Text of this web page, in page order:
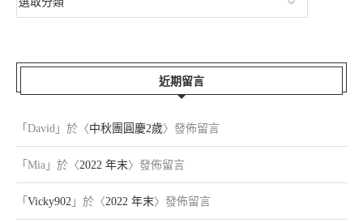
近期留言
「 David 」於〈中秋團圓慶2歲〉發佈留言
「 Mia 」於〈2022 年末〉發佈留言
「 Vicky902 」於〈2022 年末〉發佈留言